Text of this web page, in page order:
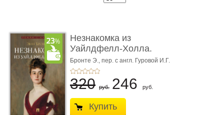
Незнакомка из
Уайлдфелл-Холла.
Роман (Серия «Р� ...
Бронте Э., пер. с англ. Гуровой И.Г.
320 руб. 246 руб.
Купить